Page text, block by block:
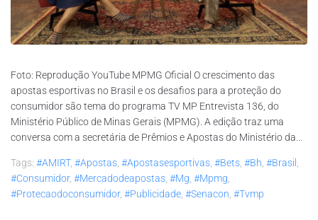
Foto: Reprodução YouTube MPMG Oficial O crescimento das
apostas esportivas no Brasil e os desafios para a proteção do
consumidor são tema do programa TV MP Entrevista 136, do
Ministério Público de Minas Gerais (MPMG). A edição traz uma
conversa com a secretária de Prêmios e Apostas do Ministério da...
Tags: #AMIRT, #apostas #apostasesportivas #bets #bh #brasil
#consumidor, #mercadodeapostas #mg #mpmg
#protecaodoconsumidor, #publicidade #senacon #tvmp